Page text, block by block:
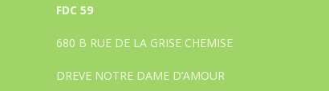
FDC 59
680 B RUE DE LA GRISE CHEMISE
DREVE NOTRE DAME D’AMOUR